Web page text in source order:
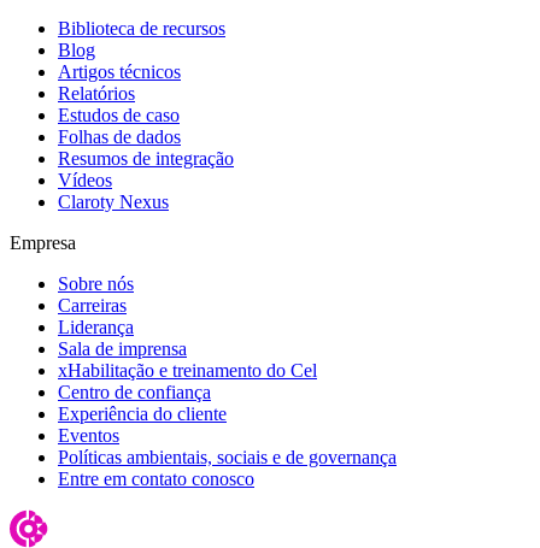
Biblioteca de recursos
Blog
Artigos técnicos
Relatórios
Estudos de caso
Folhas de dados
Resumos de integração
Vídeos
Claroty Nexus
Empresa
Sobre nós
Carreiras
Liderança
Sala de imprensa
xHabilitação e treinamento do Cel
Centro de confiança
Experiência do cliente
Eventos
Políticas ambientais, sociais e de governança
Entre em contato conosco